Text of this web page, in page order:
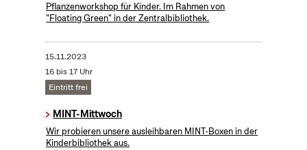
Pflanzenworkshop für Kinder. Im Rahmen von
"Floating Green" in der Zentralbibliothek.
15.11.2023
16 bis 17 Uhr
Eintritt frei
MINT-Mittwoch
Wir probieren unsere ausleihbaren MINT-Boxen in der
Kinderbibliothek aus.